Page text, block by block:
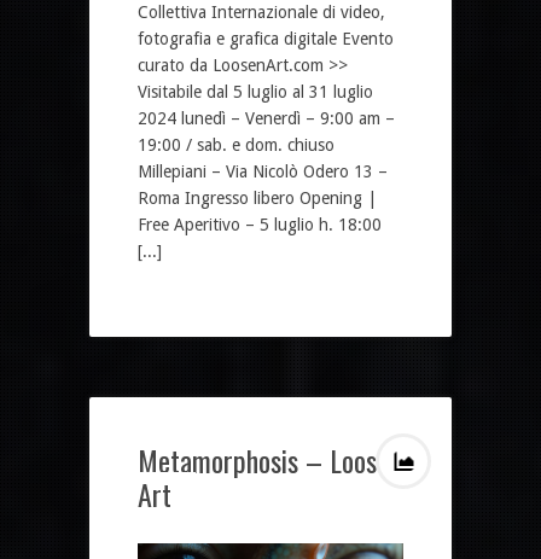
Collettiva Internazionale di video,
fotografia e grafica digitale Evento
curato da LoosenArt.com >>
Visitabile dal 5 luglio al 31 luglio
2024 lunedì – Venerdì – 9:00 am –
19:00 / sab. e dom. chiuso
Millepiani – Via Nicolò Odero 13 –
Roma Ingresso libero Opening |
Free Aperitivo – 5 luglio h. 18:00
[...]
Metamorphosis – Loosen
Art